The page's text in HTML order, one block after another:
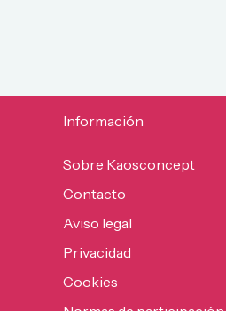
Información
Sobre Kaosconcept
Contacto
Aviso legal
Privacidad
Cookies